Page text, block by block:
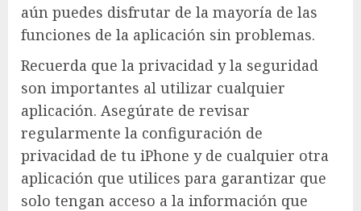
aún puedes disfrutar de la mayoría de las
funciones de la aplicación sin problemas.
Recuerda que la privacidad y la seguridad
son importantes al utilizar cualquier
aplicación. Asegúrate de revisar
regularmente la configuración de
privacidad de tu iPhone y de cualquier otra
aplicación que utilices para garantizar que
solo tengan acceso a la información que